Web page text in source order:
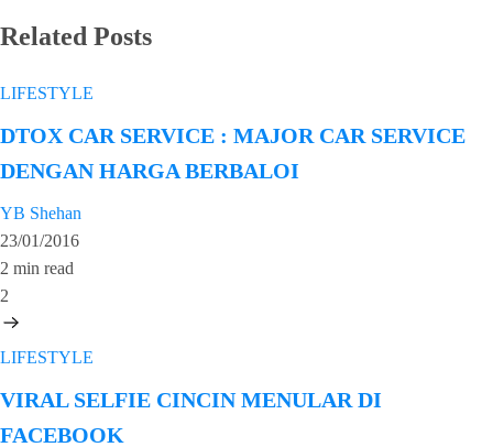
Related Posts
LIFESTYLE
DTOX CAR SERVICE : MAJOR CAR SERVICE
DENGAN HARGA BERBALOI
YB Shehan
23/01/2016
2 min read
2
LIFESTYLE
VIRAL SELFIE CINCIN MENULAR DI
FACEBOOK